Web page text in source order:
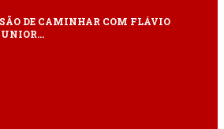
DE CAMINHAR COM FLÁVIO